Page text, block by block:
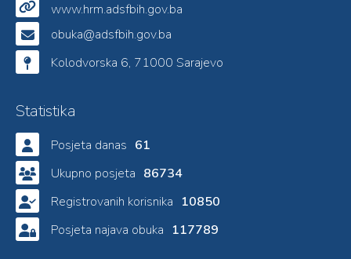
www.hrm.adsfbih.gov.ba
obuka@adsfbih.gov.ba
Kolodvorska 6, 71000 Sarajevo
Statistika
Posjeta danas 61
Ukupno posjeta 86734
Registrovanih korisnika 10850
Posjeta najava obuka 117789